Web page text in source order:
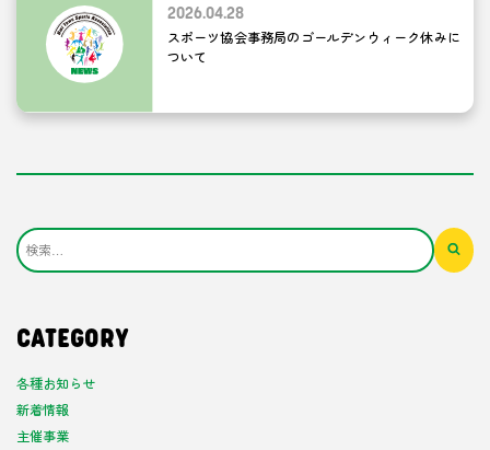
2026.04.28
スポーツ協会事務局のゴールデンウィーク休みに
ついて
CATEGORY
各種お知らせ
新着情報
主催事業